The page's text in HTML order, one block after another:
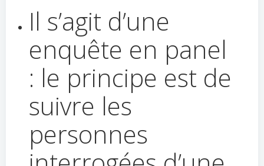
Il s’agit d’une
enquête en panel
: le principe est de
suivre les
personnes